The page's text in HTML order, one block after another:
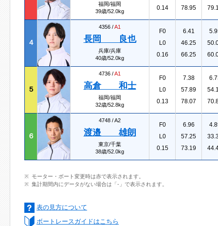
福岡/福岡
39歳/52.0kg
0.14
78.95
４
4356 /A1
長岡 良也
兵庫/兵庫
40歳/52.0kg
F0
L0
0.16
6.41
46.25
66.25
５
4736 /A1
高倉 和士
福岡/福岡
32歳/52.8kg
F0
L0
0.13
7.38
57.89
78.07
６
4748 /A2
渡邉 雄朗
東京/千葉
38歳/52.0kg
F0
L0
0.15
6.96
57.25
73.19
モーター・ボート変更時は赤で表示されます。
集計期間内にデータがない場合は「-」で表示されます。
表の見方について
ボートレースガイドはこちら